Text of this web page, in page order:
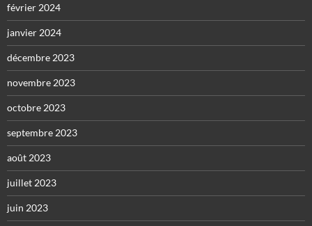
février 2024
janvier 2024
décembre 2023
novembre 2023
octobre 2023
septembre 2023
août 2023
juillet 2023
juin 2023